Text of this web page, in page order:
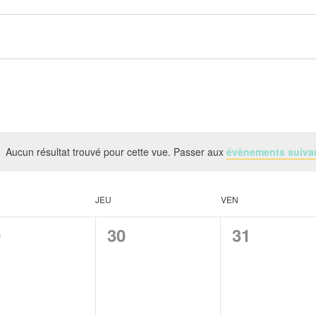
Aucun résultat trouvé pour cette vue. Passer aux évènements
JEU VEN
0
30
0
31